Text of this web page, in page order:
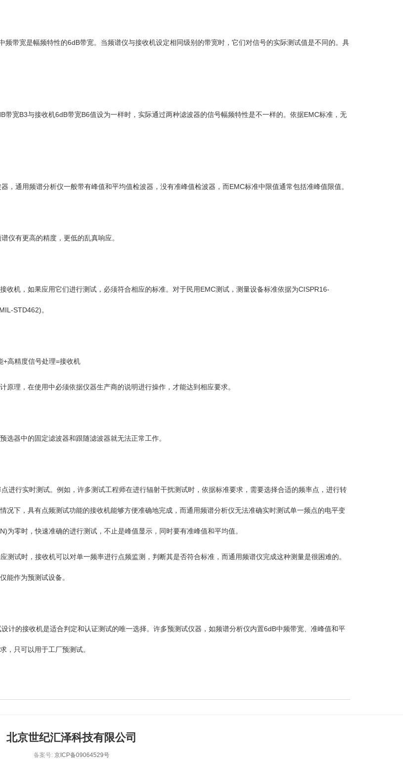
宽是幅频特性的6dB带宽。当频谱仪与接收机设定相同级别的带宽时，它们对信号的实际测试值是不同的。具
B3与接收机6dB带宽B6值设为一样时，实际通过两种滤波器的信号幅频特性是不一样的。依据EMC标准，无
通用频谱分析仪一般带有峰值和平均值检波器，没有准峰值检波器，而EMC标准中限值通常包括准峰值限值。
有更高的精度，更低的乱真响应。
机，如果应用它们进行测试，必须符合相应的标准。对于民用EMC测试，测量设备标准依据为CISPR16-
STD462)。
高精度信号处理=接收机
理，在使用中必须依据仪器生产商的说明进行操作，才能达到相应要求。
器中的固定滤波器和跟随滤波器就无法正常工作。
行实时测试。例如，许多测试工程师在进行辐射干扰测试时，依据标准要求，需要选择合适的频率点，进行转
况下，具有点频测试功能的接收机能够方便准确地完成，而通用频谱分析仪无法准确实时测试单一频点的电平变
零时，快速准确的进行测试，不止是峰值显示，同时要有准峰值和平均值。
试时，接收机可以对单一频率进行点频监测，判断其是否符合标准，而通用频谱仪完成这种测量是很困难的。
能作为预测试设备。
的接收机是适合判定和认证测试的唯一选择。许多预测试仪器，如频谱分析仪内置6dB中频带宽、准峰值和平
，只可以用于工厂预测试。
北京世纪汇泽科技有限公司
备案号: 京ICP备09064529号